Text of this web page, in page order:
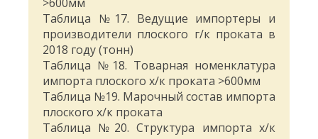
>600мм
Таблица №17. Ведущие импортеры и
производители плоского г/к проката в
2018 году (тонн)
Таблица №18. Товарная номенклатура
импорта плоского х/к проката >600мм
Таблица №19. Марочный состав импорта
плоского х/к проката
Таблица №20. Структура импорта х/к